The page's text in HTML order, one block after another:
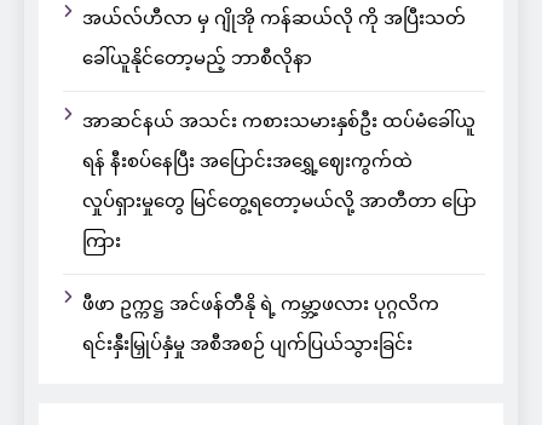
အယ်လ်ဟီလာ မှ ဂျိုအို ကန်ဆယ်လို ကို အပြီးသတ်
ခေါ်ယူနိုင်တော့မည့် ဘာစီလိုနာ
အာဆင်နယ် အသင်း ကစားသမားနှစ်ဦး ထပ်မံခေါ်ယူ
ရန် နီးစပ်နေပြီး အပြောင်းအရွှေ့ဈေးကွက်ထဲ
လှုပ်ရှားမှုတွေ မြင်တွေ့ရတော့မယ်လို့ အာတီတာ ပြော
ကြား
ဖီဖာ ဥက္ကဋ္ဌ အင်ဖန်တီနို ရဲ့ ကမ္ဘာ့ဖလား ပုဂ္ဂလိက
ရင်းနှီးမြှုပ်နှံမှု အစီအစဉ် ပျက်ပြယ်သွားခြင်း